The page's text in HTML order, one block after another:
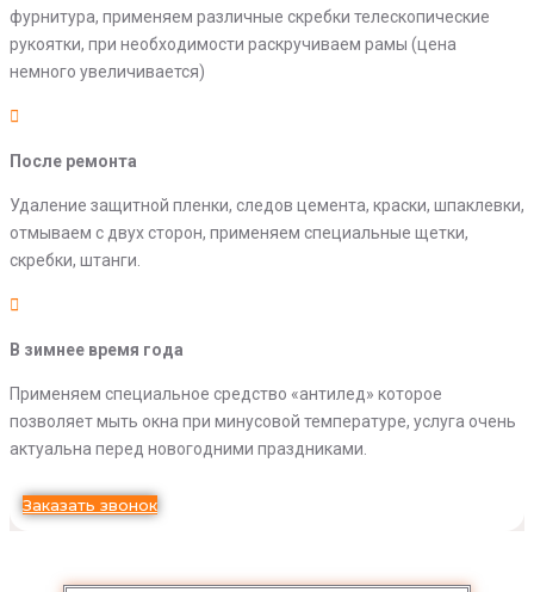
фурнитура, применяем различные скребки телескопические
рукоятки, при необходимости раскручиваем рамы (цена
немного увеличивается)
После ремонта
Удаление защитной пленки, следов цемента, краски, шпаклевки,
отмываем с двух сторон, применяем специальные щетки,
скребки, штанги.
В зимнее время года
Применяем специальное средство «антилед» которое
позволяет мыть окна при минусовой температуре, услуга очень
актуальна перед новогодними праздниками.
Заказать звонок